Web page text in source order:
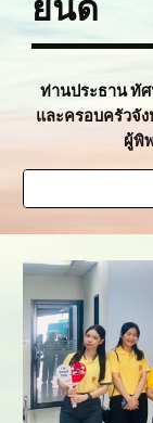
ท่านประธาน ทั
และครอบครัวจั
ผู้พิ